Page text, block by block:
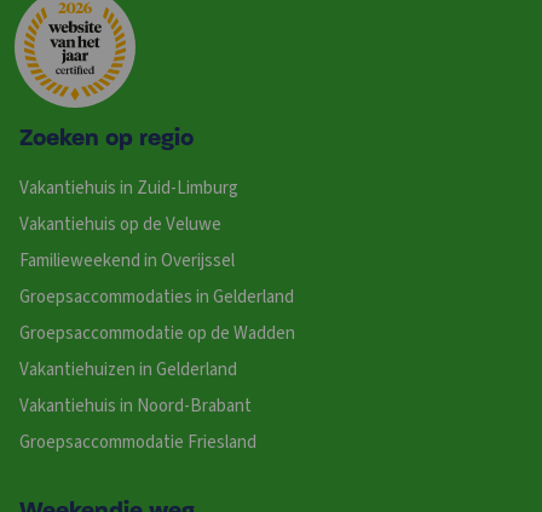
Zoeken op regio
Vakantiehuis in Zuid-Limburg
Vakantiehuis op de Veluwe
Familieweekend in Overijssel
Groepsaccommodaties in Gelderland
Groepsaccommodatie op de Wadden
Vakantiehuizen in Gelderland
Vakantiehuis in Noord-Brabant
Groepsaccommodatie Friesland